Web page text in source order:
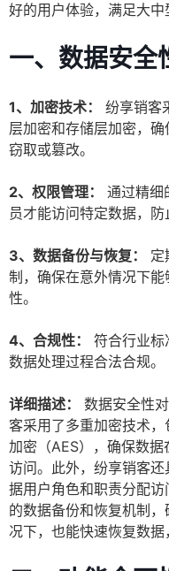
好的用户体验，满足大中
一、数据安全
1、加密技术：
纷享销客
层加密和存储层加密，
窃取或篡改。
2、权限管理：
通过精细
员才能访问特定数据，防
3、数据备份与恢复：
定
制，确保在意外情况下
性。
4、合规性：
符合行业标
数据处理过程合法合规。
详细描述：
数据安全性
客采用了多重加密技术
加密（AES），确保数
访问。此外，纷享销客
据用户角色和职责分配
的数据备份和恢复机制
况下，也能快速恢复数据